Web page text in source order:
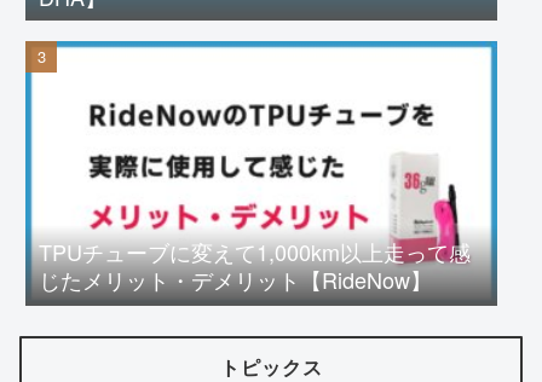
TPUチューブに変えて1,000km以上走って感
じたメリット・デメリット【RideNow】
トピックス